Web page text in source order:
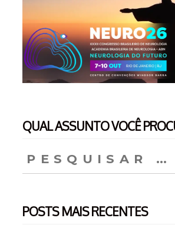
QUAL ASSUNTO VOCÊ
por:
POSTS MAIS RECENTES